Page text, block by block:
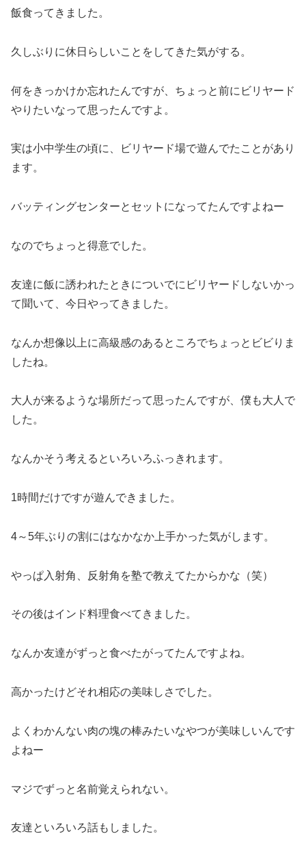
飯食ってきました。
久しぶりに休日らしいことをしてきた気がする。
何をきっかけか忘れたんですが、ちょっと前にビリヤード
やりたいなって思ったんですよ。
実は小中学生の頃に、ビリヤード場で遊んでたことがあり
ます。
バッティングセンターとセットになってたんですよねー
なのでちょっと得意でした。
友達に飯に誘われたときについでにビリヤードしないかっ
て聞いて、今日やってきました。
なんか想像以上に高級感のあるところでちょっとビビりま
したね。
大人が来るような場所だって思ったんですが、僕も大人で
した。
なんかそう考えるといろいろふっきれます。
1時間だけですが遊んできました。
4～5年ぶりの割にはなかなか上手かった気がします。
やっぱ入射角、反射角を塾で教えてたからかな（笑）
その後はインド料理食べてきました。
なんか友達がずっと食べたがってたんですよね。
高かったけどそれ相応の美味しさでした。
よくわかんない肉の塊の棒みたいなやつが美味しいんです
よねー
マジでずっと名前覚えられない。
友達といろいろ話もしました。